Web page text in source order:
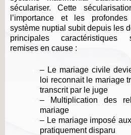
séculariser. Cette
l’importance et les
système nuptial subit depuis les
principales caractéristiques
remises en cause :
– Le mariage civile
loi reconnait le mariage
transcrit par le juge
– Multiplication des
mariage
– Lemariage imposé
pratiquement disparu